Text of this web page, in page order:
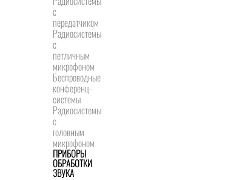
с
передатчиком
Радиосистемы
с
петличным
микрофоном
Беспроводные
конференц-
системы
Радиосистемы
с
головным
микрофоном
ПРИБОРЫ
ОБРАБОТКИ
ЗВУКА